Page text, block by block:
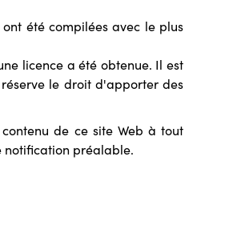
été compilées avec le plus
licence a été obtenue. Il est
le droit d'apporter des
de ce site Web à tout
notification préalable.